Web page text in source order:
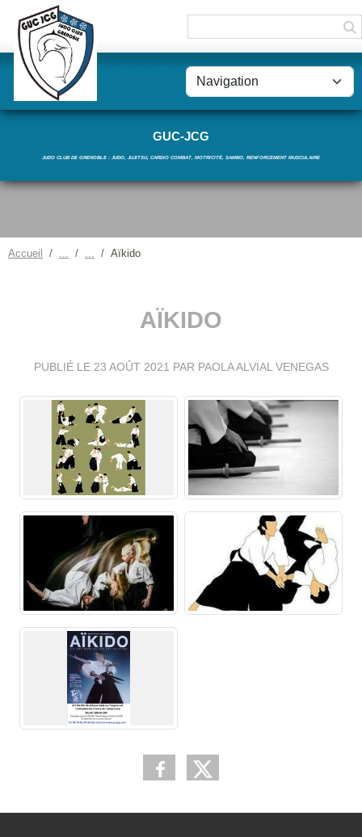
GUC-JCG
JUDO CLUB DE GRENOBLE : JUDO, JUJITSU, CARDIO COMBAT, MOTRICITÉ, SAMBO, RENFORCEMENT MUSCULAIRE
Accueil Aïkido
AÏKIDO
PUBLIÉ LE 23 AOÛT 2021 PAR PAOLA ALVIAL VENEGAS
Panneau de gestion des cookies